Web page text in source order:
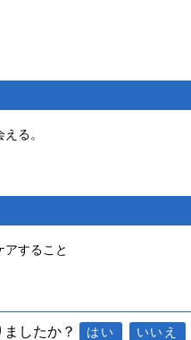
る。
すること
したか？